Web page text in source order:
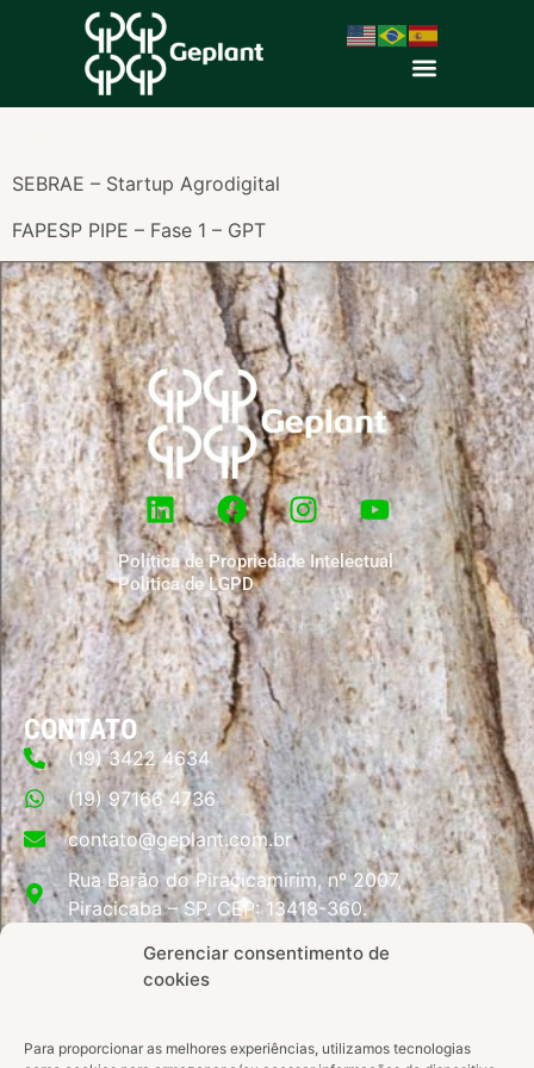
Gerenciar consentimento de
cookies
Para proporcionar as melhores experiências, utilizamos tecnologias
SEBRAE – Startup Agrodigital
FAPESP PIPE – Fase 1 – GPT
Política de Propriedade Intelectual
Politica de LGPD
CONTATO
(19) 3422 4634
(19) 97166 4736
contato@geplant.com.br
Rua Barão do Piracicamirim, nº 2007,
Piracicaba – SP. CEP: 13418-360.
Fale Conosco